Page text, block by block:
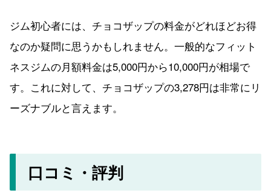
ジム初心者には、チョコザップの料金がどれほどお得
なのか疑問に思うかもしれません。一般的なフィット
ネスジムの月額料金は5,000円から10,000円が相場で
す。これに対して、チョコザップの3,278円は非常にリ
ーズナブルと言えます。
口コミ・評判